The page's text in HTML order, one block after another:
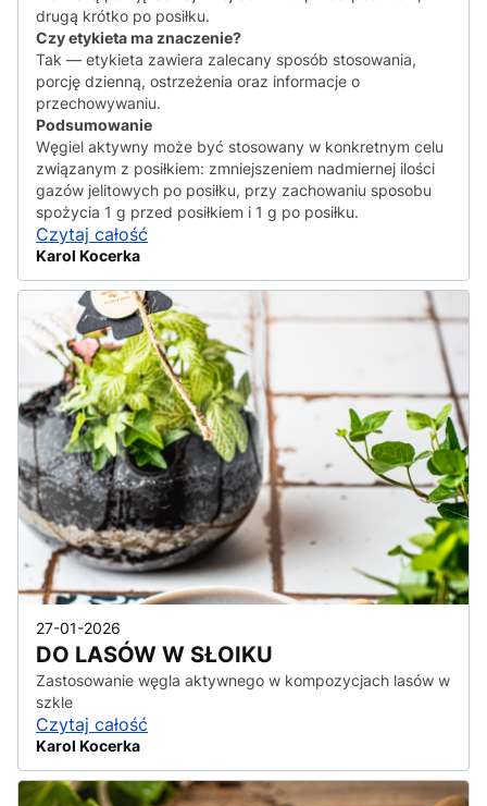
drugą krótko po posiłku.
Czy etykieta ma znaczenie?
Tak — etykieta zawiera zalecany sposób stosowania,
porcję dzienną, ostrzeżenia oraz informacje o
przechowywaniu.
Podsumowanie
Węgiel aktywny może być stosowany w konkretnym celu
związanym z posiłkiem: zmniejszeniem nadmiernej ilości
gazów jelitowych po posiłku, przy zachowaniu sposobu
spożycia 1 g przed posiłkiem i 1 g po posiłku.
Czytaj całość
Karol Kocerka
27-01-2026
DO LASÓW W SŁOIKU
Zastosowanie węgla aktywnego w kompozycjach lasów w
szkle
Czytaj całość
Karol Kocerka